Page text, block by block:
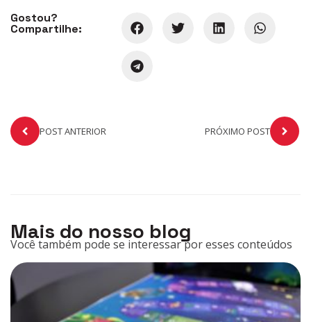
Gostou?
Compartilhe:
POST ANTERIOR PRÓXIMO POST
Mais do nosso blog
Você também pode se interessar por esses conteúdos